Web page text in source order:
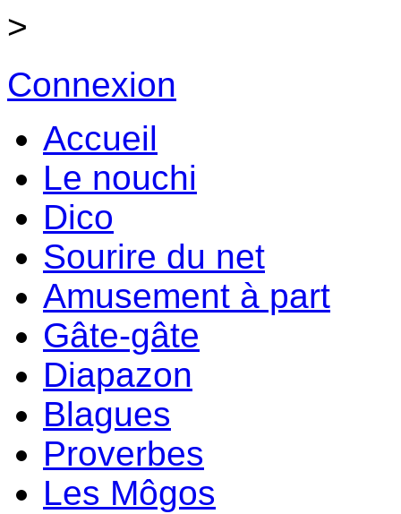
>
Connexion
Accueil
Le nouchi
Dico
Sourire du net
Amusement à part
Gâte-gâte
Diapazon
Blagues
Proverbes
Les Môgos